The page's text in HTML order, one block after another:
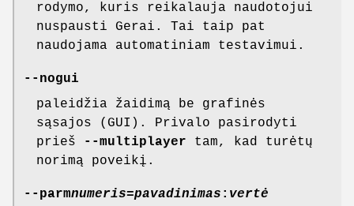
rodymo, kuris reikalauja naudotojui
nuspausti Gerai. Tai taip pat
naudojama automatiniam testavimui.
--nogui
paleidžia žaidimą be grafinės
sąsajos (GUI). Privalo pasirodyti
prieš
--multiplayer tam, kad turėtų
norimą poveikį.
--parmnumeris=pavadinimas : vertė